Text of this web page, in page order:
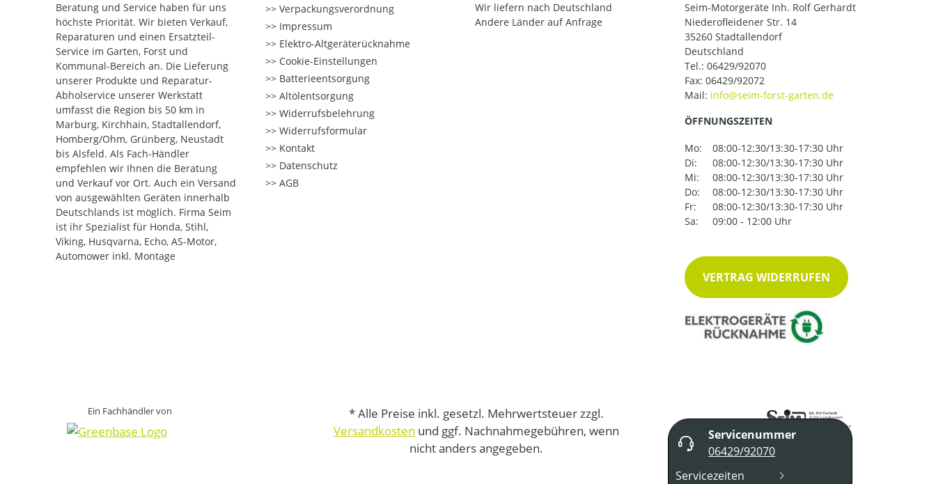
Beratung und Service haben für uns
höchste Priorität. Wir bieten Verkauf,
Reparaturen und einen Ersatzteil-
Service im Garten, Forst und
Kommunal-Bereich an. Die Lieferung
unserer Produkte und Reparatur-
Abholservice unserer Werkstatt
umfasst die Region bis 50 km in
Marburg, Kirchhain, Stadtallendorf,
Homberg/Ohm, Grünberg, Neustadt
bis Alsfeld. Als Fach-Händler
empfehlen wir Ihnen die Beratung
und Verkauf vor Ort. Auch ein Versand
von ausgewählten Geräten innerhalb
Deutschlands ist möglich. Firma Seim
ist ihr Spezialist für Honda, Stihl,
Viking, Husqvarna, Echo, AS-Motor,
Automower inkl. Montage
Verpackungsverordnung
Impressum
Elektro-Altgeräterücknahme
Cookie-Einstellungen
Batterieentsorgung
Altölentsorgung
Widerrufsbelehrung
Widerrufsformular
Kontakt
Datenschutz
AGB
Wir liefern nach Deutschland
Andere Länder auf Anfrage
Seim-Motorgeräte Inh. Rolf Gerhardt
Niederofleidener Str. 14
35260 Stadtallendorf
Deutschland
Tel.: 06429/92070
Fax: 06429/92072
Mail:
ÖFFNUNGSZEITEN
Mo:
08:00-12:30/13:30-17:30 Uhr
Di:
08:00-12:30/13:30-17:30 Uhr
Mi:
08:00-12:30/13:30-17:30 Uhr
Do:
08:00-12:30/13:30-17:30 Uhr
Fr:
08:00-12:30/13:30-17:30 Uhr
Sa:
09:00 - 12:00 Uhr
VERTRAG WIDERRUFEN
Ein Fachhändler von
* Alle Preise inkl. gesetzl. Mehrwertsteuer zzgl.
Versandkosten und ggf. Nachnahmegebühren, wenn
nicht anders angegeben.
Servicenummer
06429/92070
Servicezeiten